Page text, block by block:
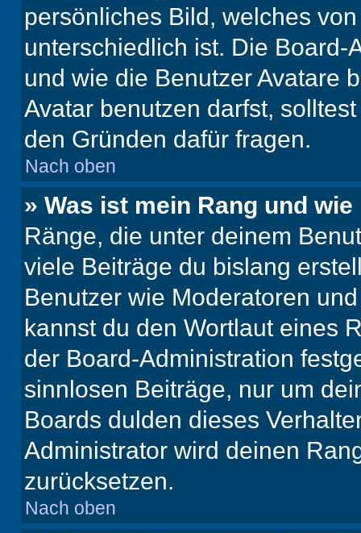
persönliches Bild, welches
unterschiedlich ist. Die
und wie die Benutzer Avatare
Avatar benutzen darfst,
den Gründen dafür fragen.
Nach oben
» Was ist mein Rang und
Ränge, die unter deinem
viele Beiträge du bislang
Benutzer wie Moderatoren
kannst du den Wortlaut eines
der Board-Administration
sinnlosen Beiträge, nur um
Boards dulden dieses
Administrator wird deinen
zurücksetzen.
Nach oben